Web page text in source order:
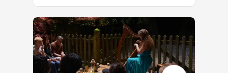
Gwen
et
la
guitare
généreuse